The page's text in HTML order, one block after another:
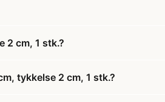
2 cm, 1 stk.?
tykkelse 2 cm, 1 stk.?